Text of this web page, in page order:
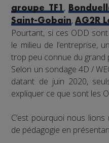
groupe TF1 ,
Saint-Gobain,AG2R
Pourtant, si ces ODD
le milieu de l’entreprise,
trop peu connue du grand
Selon un sondage 4D /
datant de juin 2020,
expliquer ce que sont les
C’est pourquoi nous
de pédagogie en